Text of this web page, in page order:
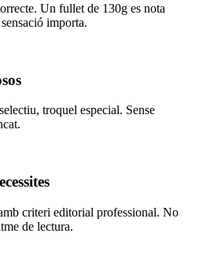
Un fullet de 130g es nota
importa.
troquel especial. Sense
criteri editorial professional. No
de lectura.